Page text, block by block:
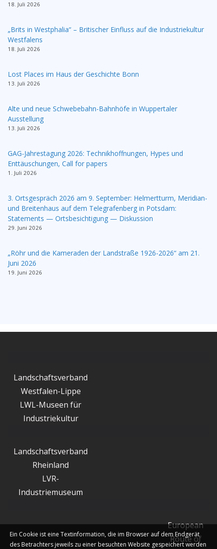
18. Juli 2026
„Brits in Westphalia“ – Britischer Einfluss auf die Industriekultur
Westfalens
18. Juli 2026
Lost Places im Haus der Geschichte Bonn
13. Juli 2026
Alte und neue Schwebebahn-Bahnhöfe in Wuppertaler
Ausstellung
13. Juli 2026
GAG-Jahrestagung 2026: Technikhoffnungen, Hypes und
Enttäuschungen, Call for papers
1. Juli 2026
3. Ortsgespräch 2026 am 9. September: Helmertturm, Meridian-
und Breitenhaus auf dem Telegrafenberg in Potsdam:
Statements — Ortsbesichtigung — Diskussion
29. Juni 2026
„Röhr und die Kameraden der Landstraße 1926-2026“ am 21.
Juni 2026
19. Juni 2026
Landschaftsverband
Westfalen-Lippe
LWL-Museen für
Industriekultur
Landschaftsverband
Rheinland
LVR-
Industriemuseum
European
Route of
Ein Cookie ist eine Textinformation, die im Browser auf dem Endgerät
des Betrachters jeweils zu einer besuchten Website gespeichert werden